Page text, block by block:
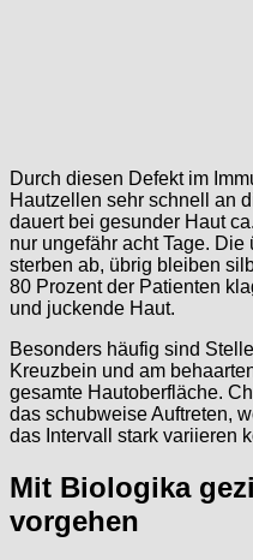
Durch diesen Defekt im
Hautzellen sehr schnell an
dauert bei gesunder Haut
nur ungefähr acht Tage.
sterben ab, übrig bleiben
80 Prozent der Patienten
und juckende Haut.
Besonders häufig sind
Kreuzbein und am
gesamte Hautoberfläche.
das schubweise Auftreten,
das Intervall stark variieren
Mit Biologika
vorgehen